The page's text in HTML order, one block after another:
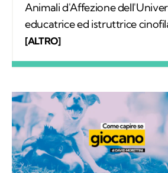
Animali d'Affezione
educatrice ed istruttrice
SIUA. Lavoro come
"L'insostenibile tenerezza del
[ALTRO]